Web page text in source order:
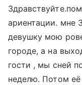
ариентации. мне
девушку мою
городе, а на
гости , мы сней
неделю. Потом её